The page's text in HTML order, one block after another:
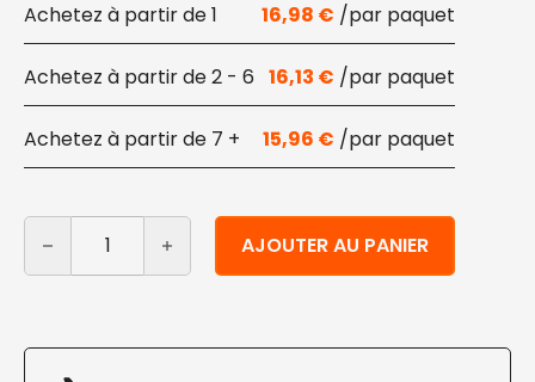
1 16,98 €
2 - 6 16,13 €
7 + 15,96 €
quantité de Havana boîte à soupe compostable à
AJOUTER AU PANIER
Alternative: